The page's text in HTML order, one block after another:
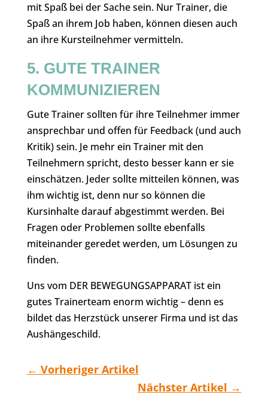
mit Spaß bei der Sache sein. Nur Trainer, die
Spaß an ihrem Job haben, können diesen auch
an ihre Kursteilnehmer vermitteln.
5. GUTE TRAINER
KOMMUNIZIEREN
Gute Trainer sollten für ihre Teilnehmer immer
ansprechbar und offen für Feedback (und auch
Kritik) sein. Je mehr ein Trainer mit den
Teilnehmern spricht, desto besser kann er sie
einschätzen. Jeder sollte mitteilen können, was
ihm wichtig ist, denn nur so können die
Kursinhalte darauf abgestimmt werden. Bei
Fragen oder Problemen sollte ebenfalls
miteinander geredet werden, um Lösungen zu
finden.
Uns vom DER BEWEGUNGSAPPARAT ist ein
gutes Trainerteam enorm wichtig – denn es
bildet das Herzstück unserer Firma und ist das
Aushängeschild.
← Vorheriger Artikel
Nächster Artikel →